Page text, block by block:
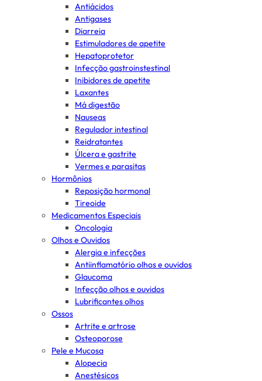
Antiácidos
Antigases
Diarreia
Estimuladores de apetite
Hepatoprotetor
Infecção gastroinstestinal
Inibidores de apetite
Laxantes
Má digestão
Nauseas
Regulador intestinal
Reidratantes
Úlcera e gastrite
Vermes e parasitas
Hormônios
Reposição hormonal
Tireoide
Medicamentos Especiais
Oncologia
Olhos e Ouvidos
Alergia e infecções
Antiinflamatório olhos e ouvidos
Glaucoma
Infecção olhos e ouvidos
Lubrificantes olhos
Ossos
Artrite e artrose
Osteoporose
Pele e Mucosa
Alopecia
Anestésicos